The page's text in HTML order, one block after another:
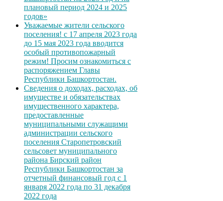
плановый период 2024 и 2025
годов»
Уважаемые жители сельского
поселения! с 17 апреля 2023 года
до 15 мая 2023 года вводится
особый противопожарный
режим! Просим ознакомиться с
распоряжением Главы
Республики Башкортостан.
Сведения о доходах, расходах, об
имуществе и обязательствах
имущественного характера,
предоставленные
муниципальными служащими
администрации сельского
поселения Старопетровский
сельсовет муниципального
района Бирский район
Республики Башкортостан за
отчетный финансовый год с 1
января 2022 года по 31 декабря
2022 года